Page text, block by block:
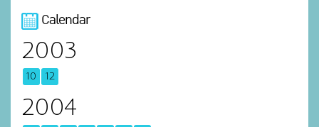
Calendar
2003
10 12
2004